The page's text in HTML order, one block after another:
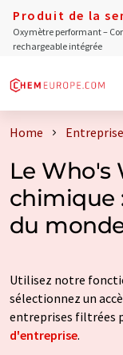
Produit de la
Oxymètre performant –
rechargeable intégrée
Home
Le Who's
chimique
du
Utilisez notre
sélectionnez un
entreprises filtrées
d'entreprise.